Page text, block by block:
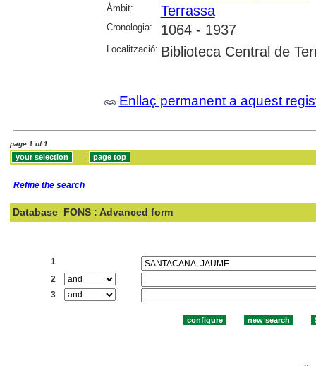
Àmbit: Terrassa
Cronologia: 1064 - 1937
Localització: Biblioteca Central de
Enllaç permanent a aquest
page 1 of 1
Refine the search
Database FONS : Advanced form
1
2
3